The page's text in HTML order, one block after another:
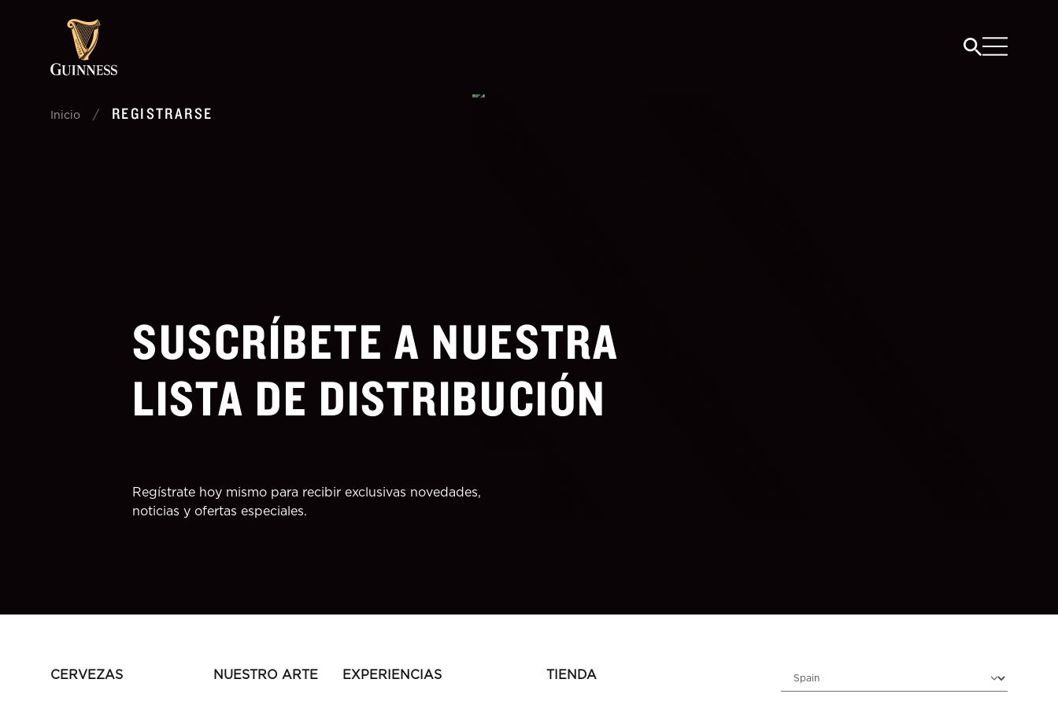
Inicio / REGISTRARSE
SUSCRÍBETE A NUESTRA
LISTA DE DISTRIBUCIÓN
Regístrate hoy mismo para recibir exclusivas novedades,
noticias y ofertas especiales.
CERVEZAS NUESTRO ARTE EXPERIENCIAS TIENDA Choose locale